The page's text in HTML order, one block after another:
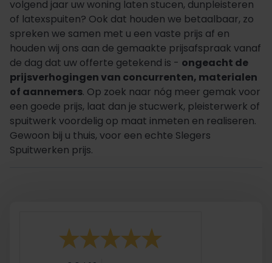
volgend jaar uw woning laten stucen, dunpleisteren
of latexspuiten? Ook dat houden we betaalbaar, zo
spreken we samen met u een vaste prijs af en
houden wij ons aan de gemaakte prijsafspraak vanaf
de dag dat uw offerte getekend is - ongeacht de
prijsverhogingen van concurrenten, materialen
of aannemers. Op zoek naar nóg meer gemak voor
een goede prijs, laat dan je stucwerk, pleisterwerk of
spuitwerk voordelig op maat inmeten en realiseren.
Gewoon bij u thuis, voor een echte Slegers
Spuitwerken prijs.